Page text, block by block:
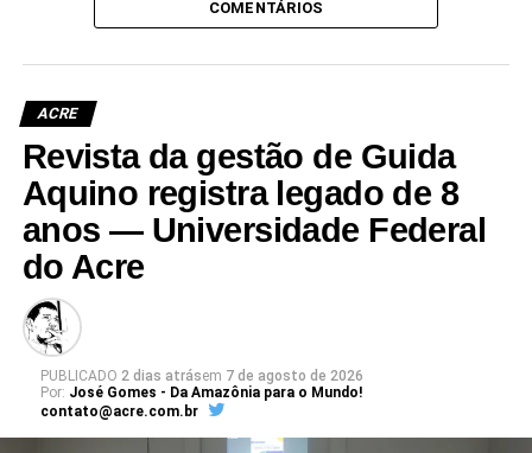
COMENTÁRIOS
ACRE
Revista da gestão de Guida
Aquino registra legado de 8
anos — Universidade Federal
do Acre
PUBLICADO 2 dias atrásem 7 de agosto de 2026
Por: José Gomes - Da Amazônia para o Mundo!
contato@acre.com.br